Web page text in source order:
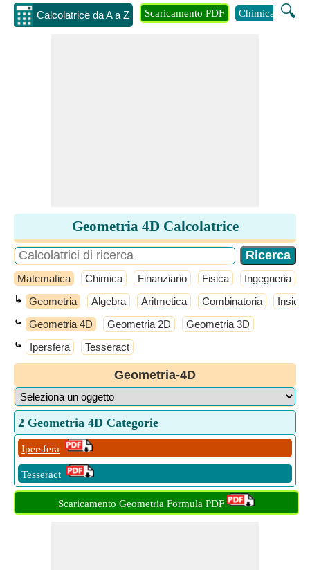
Calcolatrice da A a Z 🔍
Scaricamento PDF Chimica
Geometria 4D Calcolatrice
Matematica Chimica Finanziario Fisica Ingegneria
↳ Geometria Algebra Aritmetica Combinatoria
⤿ Geometria 4D Geometria 2D Geometria 3D
⤿ Ipersfera Tesseract
Geometria-4D
2 Geometria 4D Categorie
Ipersfera
Tesseract
Scaricamento Geometria Formula PDF